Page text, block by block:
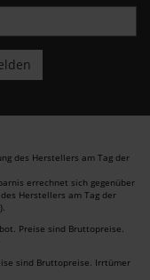
des Herstellers am Tag der
errechnet sich gegenüber
Herstellers am Tag der
Preise sind Bruttopreise.
sind Bruttopreise. Irrtümer